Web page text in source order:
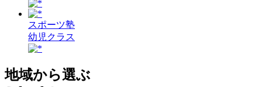
スポーツ塾
幼児クラス
地域から選ぶ